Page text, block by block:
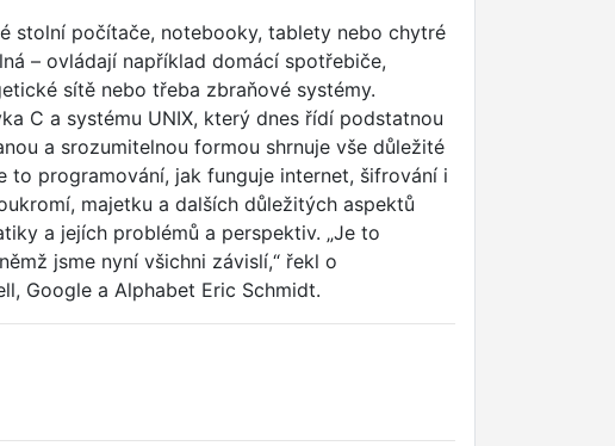
stolní počítače, notebooky, tablety nebo chytré
– ovládají například domácí spotřebiče,
sítě nebo třeba zbraňové systémy.
C a systému UNIX, který dnes řídí podstatnou
a srozumitelnou formou shrnuje vše důležité
programování, jak funguje internet, šifrování i
majetku a dalších důležitých aspektů
a jejích problémů a perspektiv. „Je to
jsme nyní všichni závislí,“ řekl o
Google a Alphabet Eric Schmidt.